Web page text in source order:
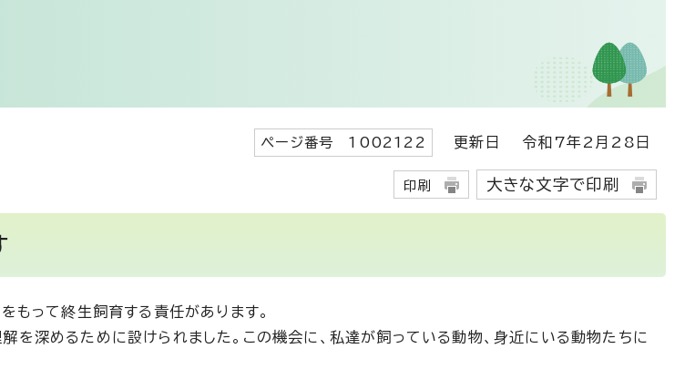
ページ番号 1002122 更新日 令和7年2月28日
印刷 大きな文字で印刷
もって終生飼育する責任があります。
深めるために設けられました。この機会に、私達が飼っている動物、身近にいる動物たちに